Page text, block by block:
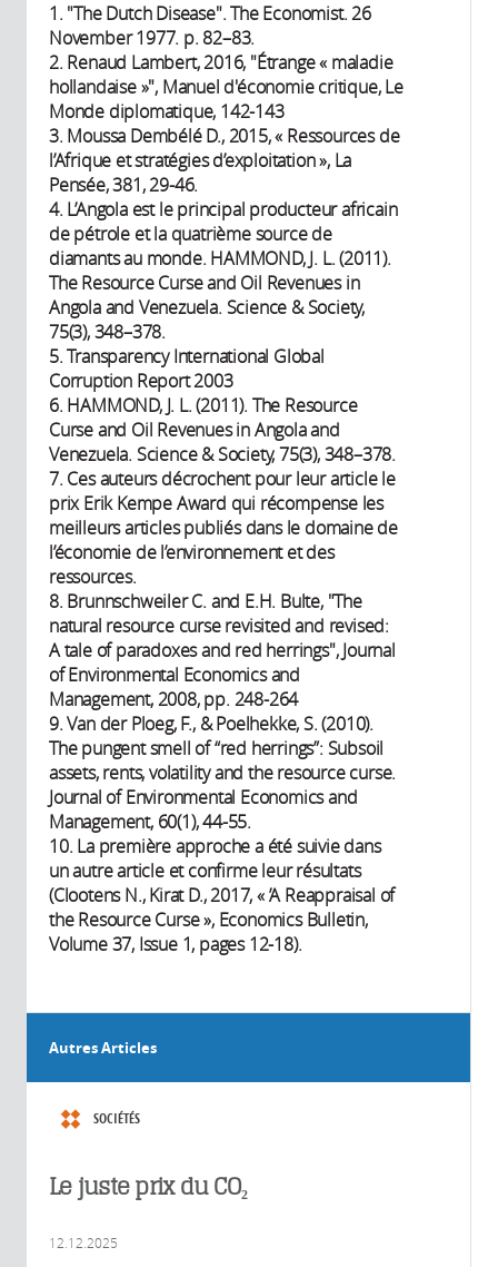
1. "The Dutch Disease". The Economist. 26
November 1977. p. 82–83.
2. Renaud Lambert, 2016, "Étrange « maladie
hollandaise »", Manuel d'économie critique, Le
Monde diplomatique, 142-143
3. Moussa Dembélé D., 2015, « Ressources de
l’Afrique et stratégies d’exploitation », La
Pensée, 381, 29-46.
4. L’Angola est le principal producteur africain
de pétrole et la quatrième source de
diamants au monde. HAMMOND, J. L. (2011).
The Resource Curse and Oil Revenues in
Angola and Venezuela. Science & Society,
75(3), 348–378.
5. Transparency International Global
Corruption Report 2003
6. HAMMOND, J. L. (2011). The Resource
Curse and Oil Revenues in Angola and
Venezuela. Science & Society, 75(3), 348–378.
7. Ces auteurs décrochent pour leur article le
prix Erik Kempe Award qui récompense les
meilleurs articles publiés dans le domaine de
l’économie de l’environnement et des
ressources.
8. Brunnschweiler C. and E.H. Bulte, "The
natural resource curse revisited and revised:
A tale of paradoxes and red herrings", Journal
of Environmental Economics and
Management, 2008, pp. 248-264
9. Van der Ploeg, F., & Poelhekke, S. (2010).
The pungent smell of “red herrings”: Subsoil
assets, rents, volatility and the resource curse.
Journal of Environmental Economics and
Management, 60(1), 44-55.
10. La première approche a été suivie dans
un autre article et confirme leur résultats
(Clootens N., Kirat D., 2017, « ’A Reappraisal of
the Resource Curse », Economics Bulletin,
Volume 37, Issue 1, pages 12-18).
Autres Articles
SOCIÉTÉS
Le juste prix du CO₂
12.12.2025